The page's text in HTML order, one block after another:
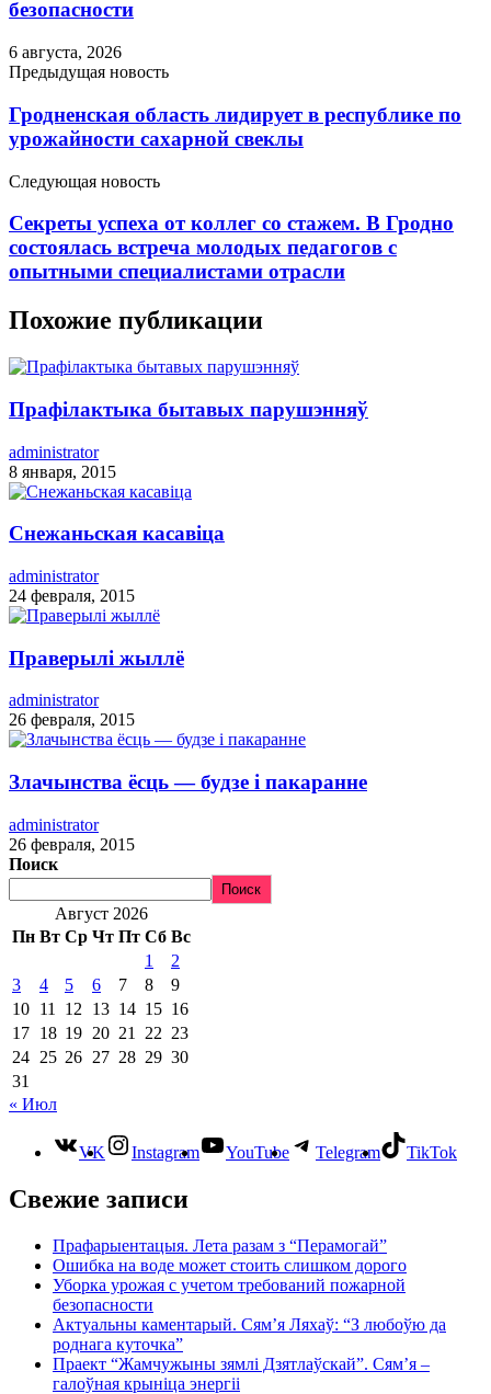
безопасности
6 августа, 2026
Предыдущая новость
Гродненская область лидирует в республике по
урожайности сахарной свеклы
Следующая новость
Секреты успеха от коллег со стажем. В Гродно
состоялась встреча молодых педагогов с
опытными специалистами отрасли
Похожие публикации
Прафілактыка бытавых парушэнняў
administrator
8 января, 2015
Снежаньская касавіца
administrator
24 февраля, 2015
Праверылі жыллё
administrator
26 февраля, 2015
Злачынства ёсць — будзе і пакаранне
administrator
26 февраля, 2015
Поиск
Поиск
Август 2026
Пн Вт Ср Чт Пт Сб Вс
1
2
3
4 5 6 7 8
9
10 11 12 13 14 15 16
17 18 19 20 21 22 23
24 25 26 27 28 29 30
31
« Июл
VK Instagram YouTube Telegram TikTok
Свежие записи
Прафарыентацыя. Лета разам з “Перамогай”
Ошибка на воде может стоить слишком дорого
Уборка урожая с учетом требований пожарной
безопасности
Актуальны каментарый. Сям’я Ляхаў: “З любоўю да
роднага куточка”
Праект “Жамчужыны зямлі Дзятлаўскай”. Сям’я –
галоўная крыніца энергіі